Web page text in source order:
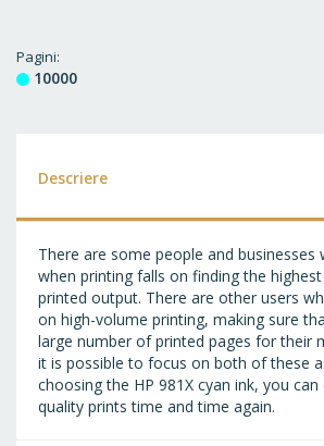
Pagini
10000
Descriere
There are some people and businesses
when printing falls on finding the
printed output. There are other users
on high-volume printing, making sure
large number of printed pages for their
it is possible to focus on both of these
choosing the HP 981X cyan ink, you
quality prints time and time again.